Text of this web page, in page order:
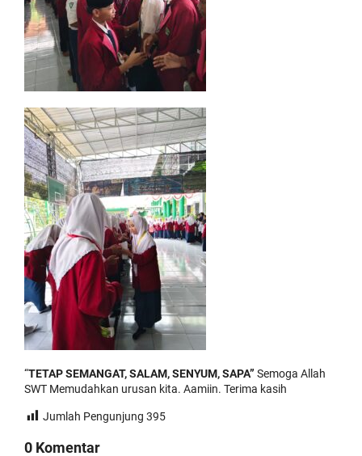
“TETAP SEMANGAT, SALAM, SENYUM, SAPA” Semoga Allah
SWT Memudahkan urusan kita. Aamiin. Terima kasih
Jumlah Pengunjung 395
0 Komentar